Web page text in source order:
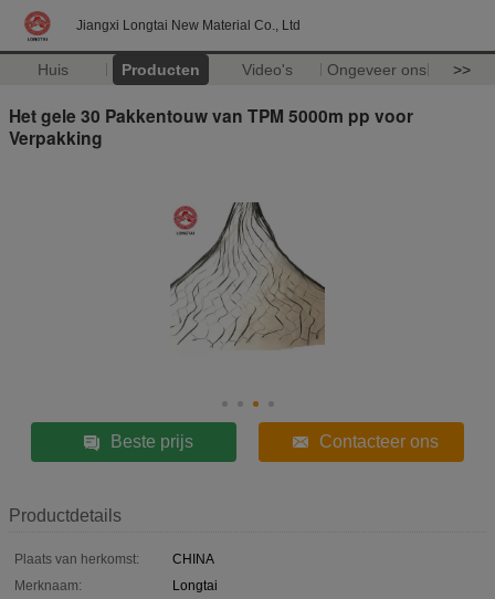
Jiangxi Longtai New Material Co., Ltd
Huis Producten Video's Ongeveer ons >>
Het gele 30 Pakkentouw van TPM 5000m pp voor
Verpakking
Beste prijs Contacteer ons
Productdetails
Plaats van herkomst:
CHINA
Merknaam:
Longtai